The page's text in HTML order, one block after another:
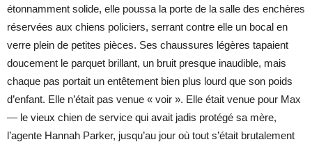
étonnamment solide, elle poussa la porte de la salle des enchères
réservées aux chiens policiers, serrant contre elle un bocal en
verre plein de petites pièces. Ses chaussures légères tapaient
doucement le parquet brillant, un bruit presque inaudible, mais
chaque pas portait un entêtement bien plus lourd que son poids
d’enfant. Elle n’était pas venue « voir ». Elle était venue pour Max
— le vieux chien de service qui avait jadis protégé sa mère,
l’agente Hannah Parker, jusqu’au jour où tout s’était brutalement